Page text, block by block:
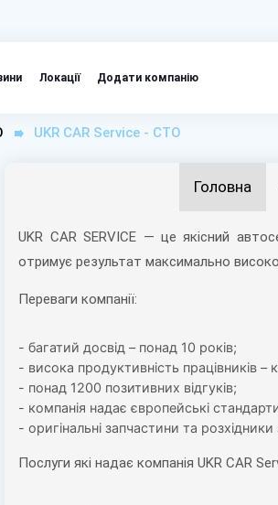
Локації Додати компанію
UKR CAR Service - СТО
Головна
UKR CAR SERVICE — це якісний автосервіс у м.Луцьк з найприємнішими цінами на ринку. Кожен клієнт компанії
отримує результат максимально
Переваги компанії:
- багатий досвід – понад 10 років;
- висока продуктивність працівників
- понад 1200 позитивних відгуків;
- компанія надає європейські
- оригінальні запчастини та
Послуги які надає компанія UKR CAR